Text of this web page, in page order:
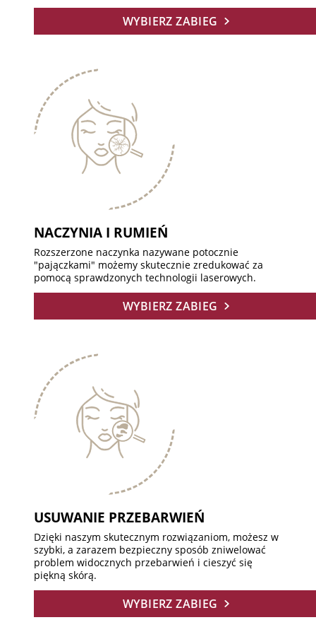
WYBIERZ ZABIEG
NACZYNIA I RUMIEŃ
Rozszerzone naczynka nazywane potocznie
"pajączkami" możemy skutecznie zredukować za
pomocą sprawdzonych technologii laserowych.
WYBIERZ ZABIEG
USUWANIE PRZEBARWIEŃ
Dzięki naszym skutecznym rozwiązaniom, możesz w
szybki, a zarazem bezpieczny sposób zniwelować
problem widocznych przebarwień i cieszyć się
piękną skórą.
WYBIERZ ZABIEG